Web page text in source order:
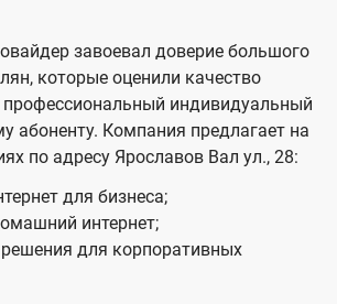
завоевал доверие большого
которые оценили качество
профессиональный индивидуальный
абоненту. Компания предлагает на
по адресу Ярославов Вал ул., 28:
для бизнеса;
интернет;
для корпоративных